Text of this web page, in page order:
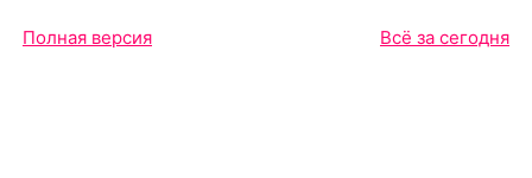
Полная версия Всё за сегодня